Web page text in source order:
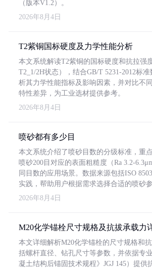
（版本V1.2）。
2026年8月4日
T2紫铜国标硬度及力学性能分析
本文系统解读T2紫铜的国标硬度和抗拉强
T2_1/2H状态），结合GB/T 5231-2012标
析其力学性能指标及影响因素，并对比不
特性差异，为工业选材提供参考。
2026年8月4日
喷砂都有多少目
本文系统介绍了喷砂目数的分级标准，重
喷砂200目对应的表面粗糙度（Ra 3.2-
同目数的应用场景。数据来源包括ISO
实践，帮助用户根据需求选择合适的喷砂参
2026年8月4日
M20化学锚栓尺寸规格及抗拔承载力
本文详细解析M20化学锚栓的尺寸规格和
括螺杆直径、钻孔尺寸等参数，并依据专
凝土结构后锚固技术规程》JGJ 145）提供